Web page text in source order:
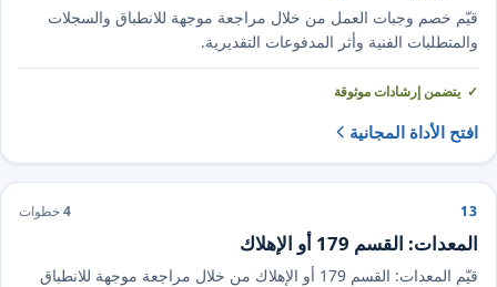
قيّم خصم وجبات العمل من خلال مراجعة موجهة للانطباق والسجلات
والمتطلبات الفنية وأثر المدفوعات التقديرية.
يتضمن إرشادات موثوقة
افتح الأداة المجانية
13
4خطوات
المعدات: القسم 179 أو الإهلاك
قيّم المعدات: القسم 179 أو الإهلاك من خلال مراجعة موجهة للانطباق